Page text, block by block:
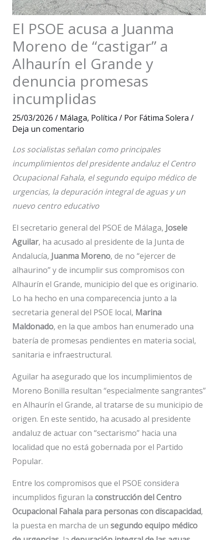
El PSOE acusa a Juanma
Moreno de “castigar” a
Alhaurín el Grande y
denuncia promesas
incumplidas
25/03/2026 / Málaga, Política / Por Fátima Solera /
Deja un comentario
Los socialistas señalan como principales
incumplimientos del presidente andaluz el Centro
Ocupacional Fahala, el segundo equipo médico de
urgencias, la depuración integral de aguas y un
nuevo centro educativo
El secretario general del PSOE de Málaga, Josele
Aguilar, ha acusado al presidente de la Junta de
Andalucía, Juanma Moreno, de no “ejercer de
alhaurino” y de incumplir sus compromisos con
Alhaurín el Grande, municipio del que es originario.
Lo ha hecho en una comparecencia junto a la
secretaria general del PSOE local, Marina
Maldonado, en la que ambos han enumerado una
batería de promesas pendientes en materia social,
sanitaria e infraestructural.
Aguilar ha asegurado que los incumplimientos de
Moreno Bonilla resultan “especialmente sangrantes”
en Alhaurín el Grande, al tratarse de su municipio de
origen. En este sentido, ha acusado al presidente
andaluz de actuar con “sectarismo” hacia una
localidad que no está gobernada por el Partido
Popular.
Entre los compromisos que el PSOE considera
incumplidos figuran la construcción del Centro
Ocupacional Fahala para personas con discapacidad,
la puesta en marcha de un segundo equipo médico